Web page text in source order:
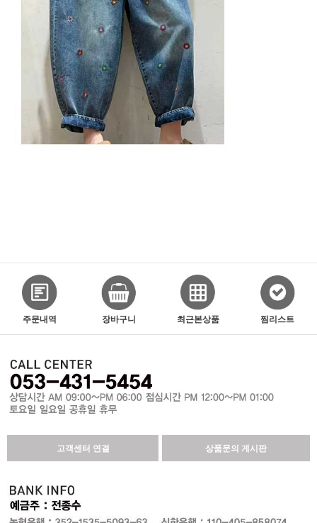
주문내역 장바구니 최근본상품 찜리스트
고객센터 연결 상품문의 게시판